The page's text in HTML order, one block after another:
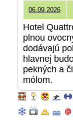
06.09.2026
Hotel
plnou
dodávajú
hlavnej
pekných a
mólom.